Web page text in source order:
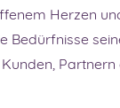
Herzen
Bedürfnisse